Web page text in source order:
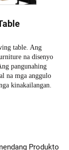
table. Ang
na disenyo
pangunahing
na mga anggulo
kinakailangan.
Produkto